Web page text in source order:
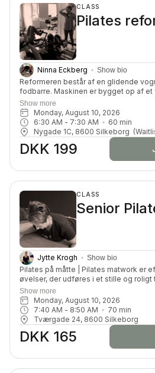
CLASS
Pilates
Ninna Eckberg Show bio
Reformeren består af en glidende
fodbarre. Maskinen er bygget op af
kan kan tilpasse belastningen. Du får
træning, hvor du vil blive tilpas
smidighed, balance, koordination og
Show more
Monday, August 10, 2026
6:30 AM - 7:30 AM 60 min
Nygade 1C, 8600 Silkeborg
DKK 199
CLASS
Senior
Jytte Krogh Show bio
Pilates på måtte | Pilates matwork er
øvelser, der udføres i et stille og
af åndedrættet. Pilates er en særlig
styrketræning, der justerer balancen
muskelgrupper og har derudover en
Show more
Monday, August 10, 2026
7:40 AM - 8:50 AM 70 min
Tværgade 24, 8600 Silkeborg
DKK 165